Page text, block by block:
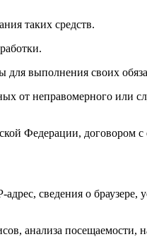
таких средств.
выполнения своих
от неправомерного или
Федерации, договором
сведения о браузере,
анализа посещаемости,